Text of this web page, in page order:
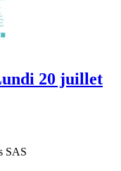
20 juillet
SAS